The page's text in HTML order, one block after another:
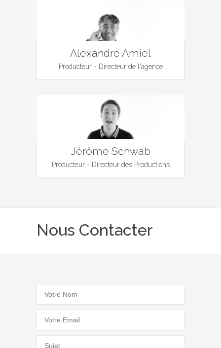
Alexandre Amiel
Producteur - Directeur de l'agence
Jérôme Schwab
Producteur - Directeur des Productions
Nous Contacter